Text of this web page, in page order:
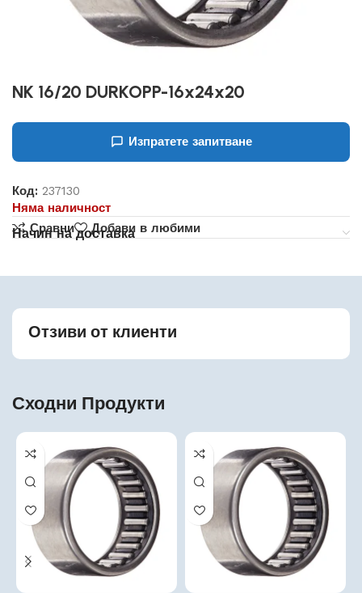
NK 16/20 DURKOPP-16x24x20
Изпратете запитване
Код:237130
Няма наличност
Сравни
Добави в любими
Начин на доставка
Отзиви от клиенти
Сходни Продукти